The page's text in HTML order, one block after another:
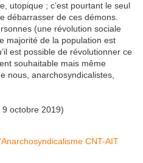
utopique ; c’est pourtant le seul
débarrasser de ces démons.
(une révolution sociale
majorité de la population est
est possible de révolutionner ce
souhaitable mais même
nous, anarchosyndicalistes,
octobre 2019)
CNT-AIT